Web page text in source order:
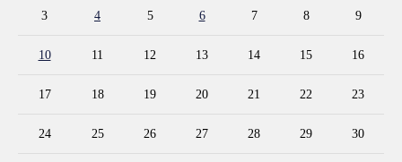
3 4 5 6 7 8 9
10 11 12 13 14 15 16
17 18 19 20 21 22 23
24 25 26 27 28 29 30